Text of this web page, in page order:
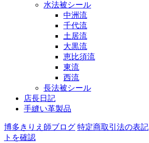
水法被シール
中洲流
千代流
土居流
大黒流
恵比須流
東流
西流
長法被シール
店長日記
手縫い革製品
博多きりえ師ブログ 特定商取引法の表記
トを確認